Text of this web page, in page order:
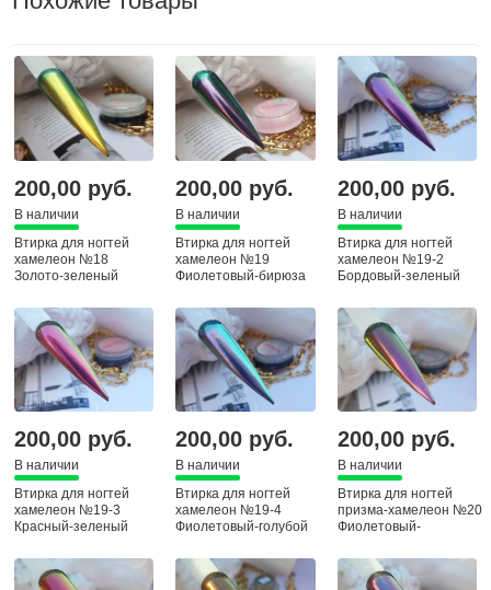
200,00 руб.
В наличии
Втирка для ногтей
хамелеон №18
Золото-зеленый
200,00 руб.
В наличии
Втирка для ногтей
хамелеон №19
Фиолетовый-бирюза
200,00 руб.
В наличии
Втирка для ногтей
хамелеон №19-2
Бордовый-зеленый
200,00 руб.
В наличии
Втирка для ногтей
хамелеон №19-3
Красный-зеленый
200,00 руб.
В наличии
Втирка для ногтей
хамелеон №19-4
Фиолетовый-голубой
200,00 руб.
В наличии
Втирка для ногтей
призма-хамелеон №20
Фиолетовый-